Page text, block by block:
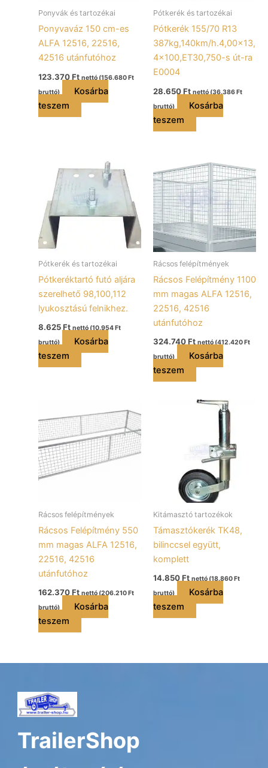
Ponyvák és tartozékai
Ponyvaváz 150 cm-es
ALFA 12516, 22516,
42516 utánfutóhoz
123.370Ft nettó (156.680Ft
bruttó)
Kosárba
teszem
Pótkerék és tartozékai
Pótkerék 155/70 R13
387kg,140km/h.4,00×13,
4×100,ET30,750-s út-ra
E0004
28.650Ft nettó (36.386Ft
bruttó)
Kosárba
teszem
Pótkerék és tartozékai
Pótkeréktartó futó aljára
szerelhető 98,100,112
lyukosztású felnikhez.
8.625Ft nettó (10.954 Ft
bruttó)
Kosárba
teszem
Rácsos felépítmények
Rácsos Felépítmény 1100
mm magas ALFA 12516,
22516, 42516
utánfutóhoz
324.740Ft nettó (412.420 Ft
bruttó)
Kosárba
teszem
Rácsos felépítmények
Rácsos Felépítmény 550
mm magas ALFA 12516,
22516, 42516
utánfutóhoz
162.370Ft nettó (206.210 Ft
bruttó)
Kosárba
teszem
Kitámasztó tartozékok
Támasztókerék TK48,
bilinccsel együtt,
komplett
14.850Ft nettó (18.860 Ft
bruttó)
Kosárba
teszem
TrailerShop